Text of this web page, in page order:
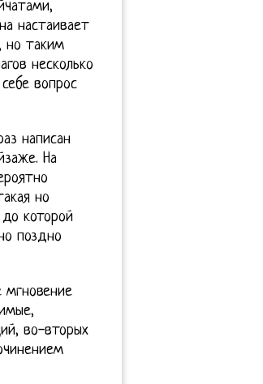
настаивает
но таким
несколько
вопрос
написан
На
но
которой
поздно
мгновение
во-вторых